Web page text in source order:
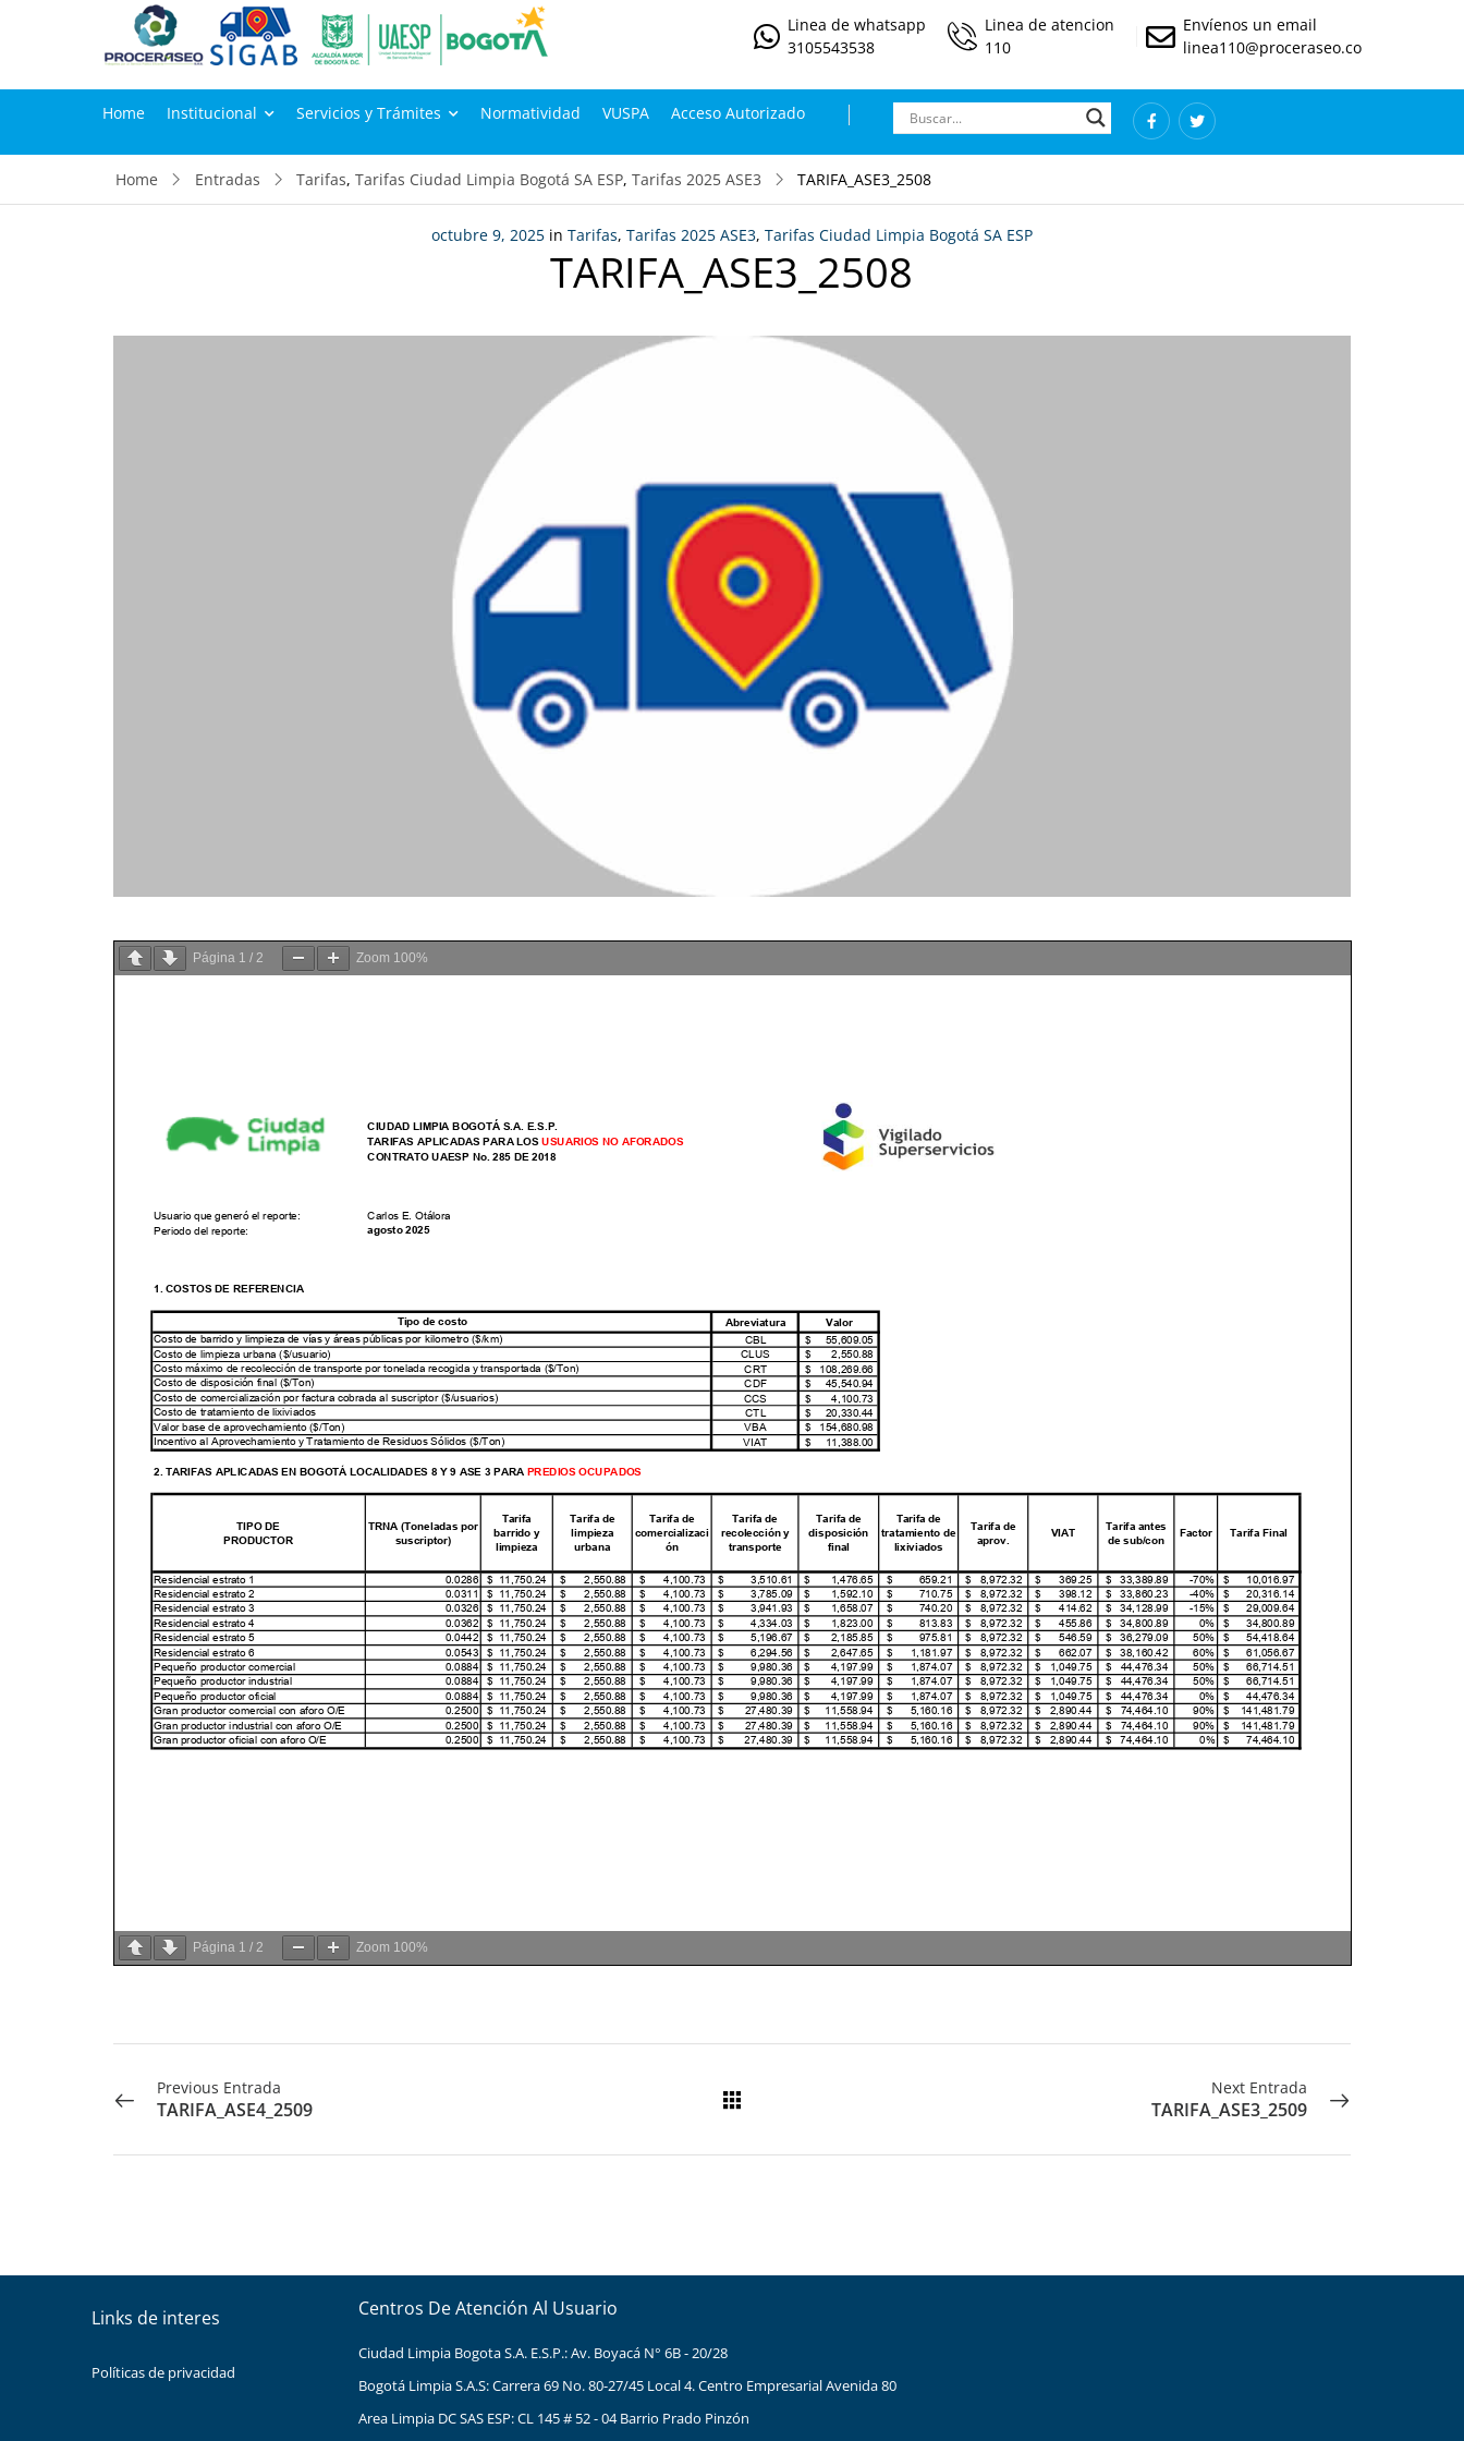
Linea de whatsapp
3105543538
Linea de atencion
110
Envíenos un email
linea110@proceraseo.co
Home Institucional Servicios y Trámites Normatividad VUSPA Acceso Autorizado
Home Entradas Tarifas,Tarifas Ciudad Limpia Bogotá SA ESP,Tarifas 2025 ASE3 TARIFA_ASE3_2508
octubre 9, 2025in Tarifas, Tarifas 2025 ASE3, Tarifas Ciudad Limpia Bogotá SA ESP
TARIFA_ASE3_2508
Página 1 / 2 Zoom 100%
Página 1 /2 Zoom 100%
Previous Entrada
TARIFA_ASE4_2509
Next Entrada
TARIFA_ASE3_2509
Links de interes
Políticas de privacidad
Centros De Atención Al Usuario
Ciudad Limpia Bogota S.A. E.S.P.: Av. Boyacá N° 6B - 20/28
Bogotá Limpia S.A.S: Carrera 69 No. 80-27/45 Local 4. Centro Empresarial Avenida 80
Area Limpia DC SAS ESP: CL 145 # 52 - 04 Barrio Prado Pinzón